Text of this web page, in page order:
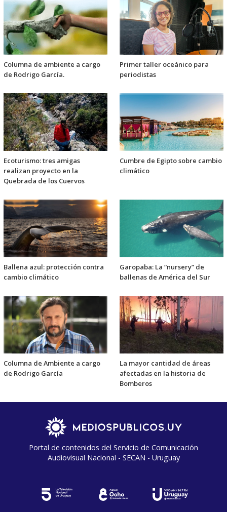
Columna de ambiente a cargo
de Rodrigo García.
Primer taller oceánico para
periodistas
Ecoturismo: tres amigas
realizan proyecto en la
Quebrada de los Cuervos
Cumbre de Egipto sobre cambio
climático
Ballena azul: protección contra
cambio climático
Garopaba: La “nursery” de
ballenas de América del Sur
Columna de Ambiente a cargo
de Rodrigo García
La mayor cantidad de áreas
afectadas en la historia de
Bomberos
Portal de contenidos del Servicio de Comunicación
Audiovisual Nacional - SECAN - Uruguay